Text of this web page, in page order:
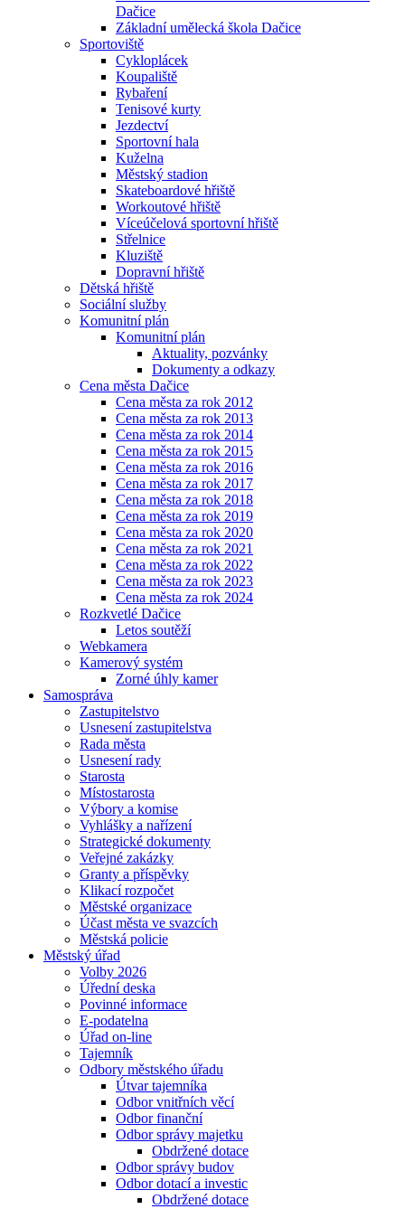
Dačice
Základní umělecká škola Dačice
Sportoviště
Cykloplácek
Koupaliště
Rybaření
Tenisové kurty
Jezdectví
Sportovní hala
Kuželna
Městský stadion
Skateboardové hřiště
Workoutové hřiště
Víceúčelová sportovní hřiště
Střelnice
Kluziště
Dopravní hřiště
Dětská hřiště
Sociální služby
Komunitní plán
Komunitní plán
Aktuality, pozvánky
Dokumenty a odkazy
Cena města Dačice
Cena města za rok 2012
Cena města za rok 2013
Cena města za rok 2014
Cena města za rok 2015
Cena města za rok 2016
Cena města za rok 2017
Cena města za rok 2018
Cena města za rok 2019
Cena města za rok 2020
Cena města za rok 2021
Cena města za rok 2022
Cena města za rok 2023
Cena města za rok 2024
Rozkvetlé Dačice
Letos soutěží
Webkamera
Kamerový systém
Zorné úhly kamer
Samospráva
Zastupitelstvo
Usnesení zastupitelstva
Rada města
Usnesení rady
Starosta
Místostarosta
Výbory a komise
Vyhlášky a nařízení
Strategické dokumenty
Veřejné zakázky
Granty a příspěvky
Klikací rozpočet
Městské organizace
Účast města ve svazcích
Městská policie
Městský úřad
Volby 2026
Úřední deska
Povinné informace
E-podatelna
Úřad on-line
Tajemník
Odbory městského úřadu
Útvar tajemníka
Odbor vnitřních věcí
Odbor finanční
Odbor správy majetku
Obdržené dotace
Odbor správy budov
Odbor dotací a investic
Obdržené dotace